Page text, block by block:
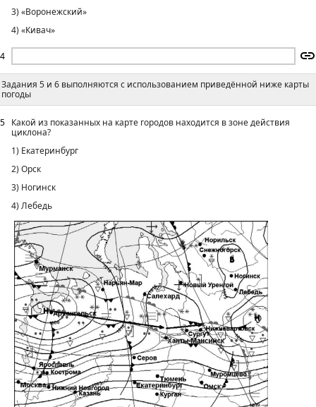
4
3) «Воронежский»
4) «Кивач»
Задания 5 и 6 выполняются с использованием приведённой ниже карты
погоды
5
Какой из показанных на карте городов находится в зоне действия
циклона?
1) Екатеринбург
2) Орск
3) Ногинск
4) Лебедь